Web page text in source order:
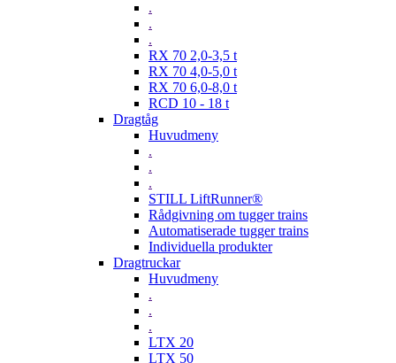
.
.
.
RX 70 2,0-3,5 t
RX 70 4,0-5,0 t
RX 70 6,0-8,0 t
RCD 10 - 18 t
Dragtåg
Huvudmeny
.
.
.
STILL LiftRunner®
Rådgivning om tugger trains
Automatiserade tugger trains
Individuella produkter
Dragtruckar
Huvudmeny
.
.
.
LTX 20
LTX 50